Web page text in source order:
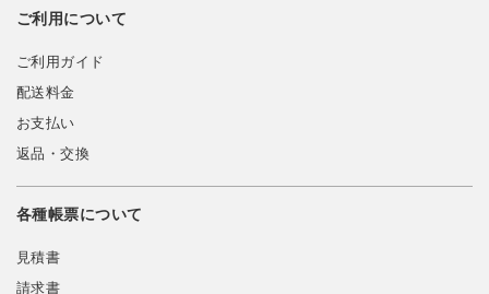
ご利用について
ご利用ガイド
配送料金
お支払い
返品・交換
各種帳票について
見積書
請求書